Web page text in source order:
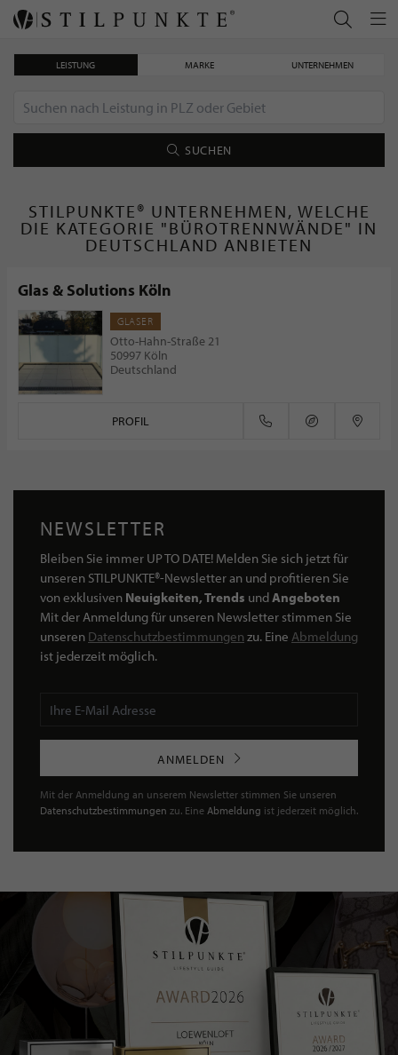
LEISTUNG MARKE UNTERNEHMEN
SUCHEN
STILPUNKTE® UNTERNEHMEN, WELCHE
DIE KATEGORIE "BÜROTRENNWÄNDE" IN
DEUTSCHLAND ANBIETEN
Glas & Solutions Köln
GLASER
Otto-Hahn-Straße 21
50997 Köln
Deutschland
PROFIL
NEWSLETTER
Bleiben Sie immer UP TO DATE! Melden Sie sich jetzt für
unseren STILPUNKTE®-Newsletter an und profitieren Sie
von exklusiven Neuigkeiten, Trends undAngeboten
Mit der Anmeldung für unseren Newsletter stimmen Sie
unseren Datenschutzbestimmungen zu. Eine Abmeldung
ist jederzeit möglich.
ANMELDEN
Mit der Anmeldung an unserem Newsletter stimmen Sie unseren
Datenschutzbestimmungen zu. Eine Abmeldung ist jederzeit möglich.